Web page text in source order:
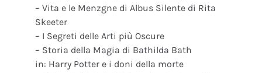
– Vita e le Menzgne di Albus Silente di Rita
Skeeter
– I Segreti delle Arti più Oscure
– Storia della Magia di Bathilda Bath
in: Harry Potter e i doni della morte